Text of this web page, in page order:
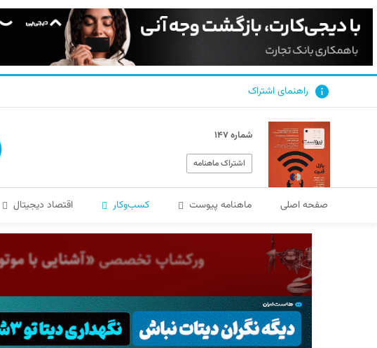
راهنمای اشتراک
شماره ۱۴۷
اشتراک ماهنامه
صفحه اصلی ماهنامه پیوست کسب‌و‌کار اقتصاد دیجیتال